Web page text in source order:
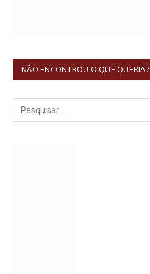
NÃO ENCONTROU O QUE QUERIA?